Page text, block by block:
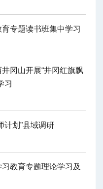
专题读书班集中学习
冈山开展“井冈红旗飘
习
计划”县域调研
教育专题理论学习及